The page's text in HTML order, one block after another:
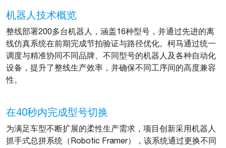
机器人技术概览
整线部署200多台机器人，涵盖16种型号，并通过先进的离
线仿真系统在前期完成节拍验证与路径优化。柯马通过统一
调度与精准协同不同品牌、不同型号的机器人及各种自动化
设备，提升了整线生产效率，并确保不同工序间的高度兼容
性。
在40秒内完成型号切换
为满足车型不断扩展的柔性生产需求，项目创新采用机器人
抓手式总拼系统（Robotic Framer），该系统通过更换不同